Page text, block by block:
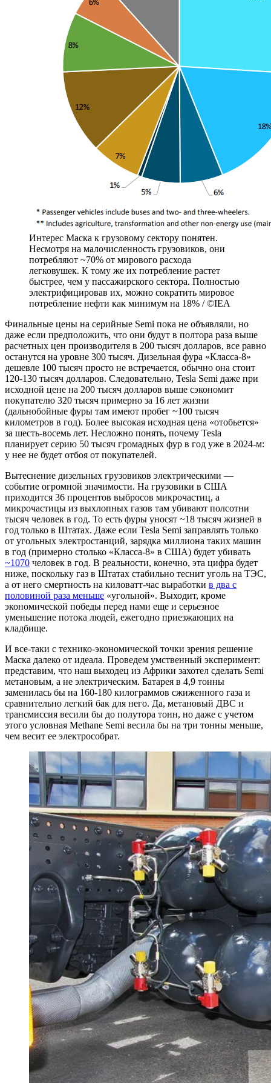
Интерес Маска к грузовому сектору понятен.
Несмотря на малочисленность грузовиков, они
потребляют ~70% от мирового расхода
легковушек. К тому же их потребление растет
быстрее, чем у пассажирского сектора. Полностью
электрифицировав их, можно сократить мировое
потребление нефти как минимум на 18% / ©IEA
Финальные цены на серийные Semi пока не объявляли, но
даже если предположить, что они будут в полтора раза выше
расчетных цен производителя в 200 тысяч долларов, все равно
останутся на уровне 300 тысяч. Дизельная фура «Класса-8»
дешевле 100 тысяч просто не встречается, обычно она стоит
120-130 тысяч долларов. Следовательно, Tesla Semi даже при
исходной цене на 200 тысяч долларов выше сэкономит
покупателю 320 тысяч примерно за 16 лет жизни
(дальнобойные фуры там имеют пробег ~100 тысяч
километров в год). Более высокая исходная цена «отобьется»
за шесть-восемь лет. Несложно понять, почему Tesla
планирует серию 50 тысяч громадных фур в год уже в 2024-м:
у нее не будет отбоя от покупателей.
Вытеснение дизельных грузовиков электрическими —
событие огромной значимости. На грузовики в США
приходится 36 процентов выбросов микрочастиц, а
микрочастицы из выхлопных газов там убивают полсотни
тысяч человек в год. То есть фуры уносят ~18 тысяч жизней в
год только в Штатах. Даже если Tesla Semi заправлять только
от угольных электростанций, зарядка миллиона таких машин
в год (примерно столько «Класса-8» в США) будет убивать
~1070 человек в год. В реальности, конечно, эта цифра будет
ниже, поскольку газ в Штатах стабильно теснит уголь на ТЭС,
а от него смертность на киловатт-час выработки в два с
половиной раза меньше «угольной». Выходит, кроме
экономической победы перед нами еще и серьезное
уменьшение потока людей, ежегодно приезжающих на
кладбище.
И все-таки с технико-экономической точки зрения решение
Маска далеко от идеала. Проведем умственный эксперимент:
представим, что наш выходец из Африки захотел сделать Semi
метановым, а не электрическим. Батарея в 4,9 тонны
заменилась бы на 160-180 килограммов сжиженного газа и
сравнительно легкий бак для него. Да, метановый ДВС и
трансмиссия весили бы до полутора тонн, но даже с учетом
этого условная Methane Semi весила бы на три тонны меньше,
чем весит ее электрособрат.